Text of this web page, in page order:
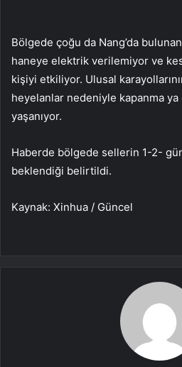
Bölgede çoğu da Nang’da
haneye elektrik verilemiyor ve
kişiyi etkiliyor. Ulusal
heyelanlar nedeniyle kapanma ya
yaşanıyor.
Haberde bölgede sellerin 1-2-
beklendiği belirtildi.
Kaynak: Xinhua / Güncel